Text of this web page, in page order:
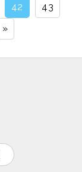
42
43
»